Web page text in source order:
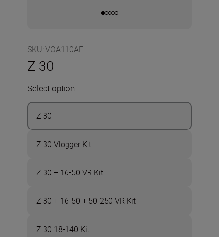
SKU: VOA110AE
Z 30
Select option
Z 30
Z 30 Vlogger Kit
Z 30 + 16-50 VR Kit
Z 30 + 16-50 + 50-250 VR Kit
Z 30 18-140 Kit